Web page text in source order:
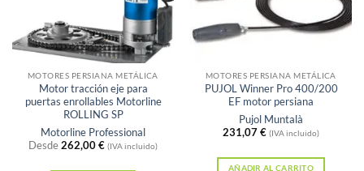
elegir
en
de
producto
MOTORES PERSIANA METÁLICA
Motor tracción eje para
puertas enrollables Motorline
ROLLING SP
Motorline Professional
Desde262,00€ (IVA incluido)
MOTORES PERSIANA METÁLICA
PUJOL Winner Pro 400/200
EF motor persiana
Pujol Muntalà
231,07€ (IVA incluido)
AÑADIR AL CARRITO